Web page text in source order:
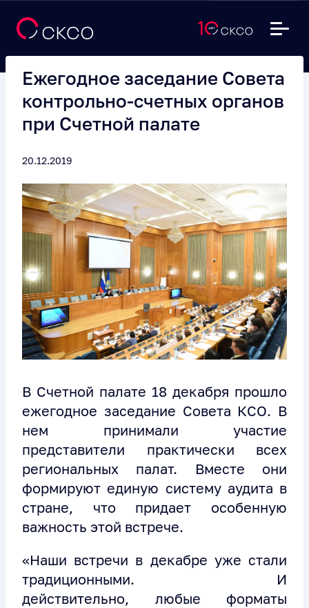
Ежегодное заседание Совета
контрольно-счетных органов
при Счетной палате
20.12.2019
В Счетной палате 18 декабря прошло
ежегодное заседание Совета КСО. В
нем принимали участие
представители практически всех
региональных палат. Вместе они
формируют единую систему аудита в
стране, что придает особенную
важность этой встрече.
«Наши встречи в декабре уже стали
традиционными. И
действительно, любые форматы